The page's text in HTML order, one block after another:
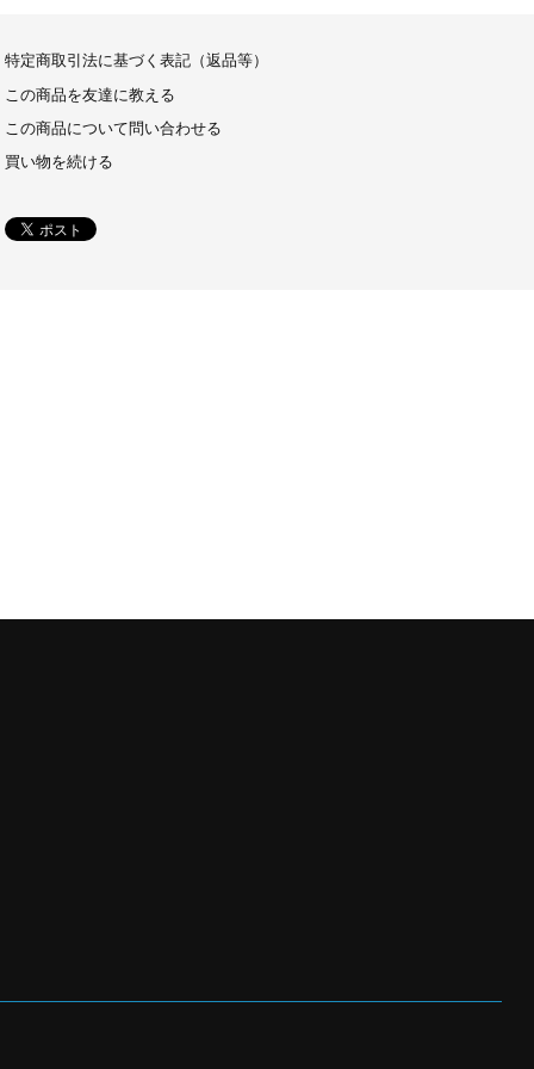
特定商取引法に基づく表記（返品等）
この商品を友達に教える
この商品について問い合わせる
買い物を続ける